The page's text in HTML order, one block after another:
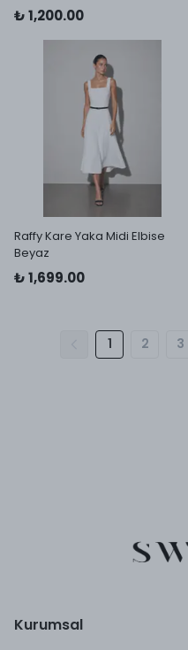
₺ 1,200.00
Raffy Kare Yaka Midi Elbise
Beyaz
₺ 1,699.00
1 2 3
Kurumsal